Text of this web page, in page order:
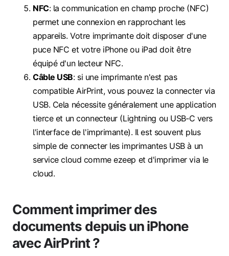
NFC: la communication en champ proche (NFC)
permet une connexion en rapprochant les
appareils. Votre imprimante doit disposer d'une
puce NFC et votre iPhone ou iPad doit être
équipé d'un lecteur NFC.
Câble USB: si une imprimante n'est pas
compatible AirPrint, vous pouvez la connecter via
USB. Cela nécessite généralement une application
tierce et un connecteur (Lightning ou USB‑C vers
l'interface de l'imprimante). Il est souvent plus
simple de connecter les imprimantes USB à un
service cloud comme ezeep et d'imprimer via le
cloud.
Comment imprimer des
documents depuis un iPhone
avec AirPrint ?